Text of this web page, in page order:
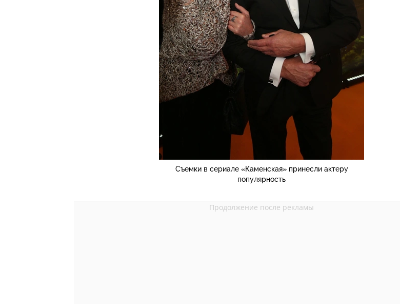
Съемки в сериале «Каменская» принесли актеру
популярность